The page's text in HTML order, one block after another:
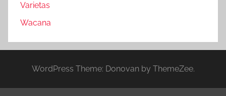
Varietas
Wacana
WordPress Theme: Donovan by ThemeZee.